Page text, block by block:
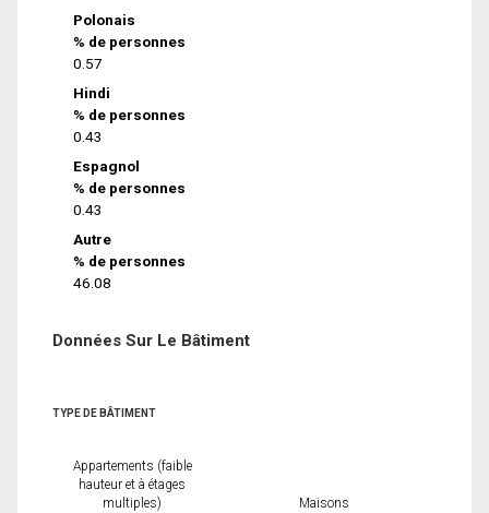
Polonais
% de personnes
0.57
Hindi
% de personnes
0.43
Espagnol
% de personnes
0.43
Autre
% de personnes
46.08
Données Sur Le Bâtiment
TYPE DE BÂTIMENT
Appartements (faible
hauteur et à étages
multiples)
Maisons